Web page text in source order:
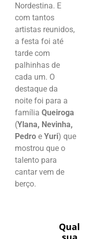
Nordestina. E
com tantos
artistas reunidos,
a festa foi até
tarde com
palhinhas de
cada um. O
destaque da
noite foi para a
família Queiroga
(Ylana, Nevinha,
Pedro e Yuri) que
mostrou que o
talento para
cantar vem de
berço.
Qual